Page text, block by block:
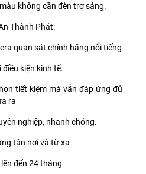
không cần đèn trợ sáng.
Thành Phát:
quan sát chính hãng nổi tiếng
điều kiện kinh tế.
tiết kiệm mà vẫn đáp ứng đủ
ra
nghiệp, nhanh chóng.
tận nơi và từ xa
đến 24 tháng